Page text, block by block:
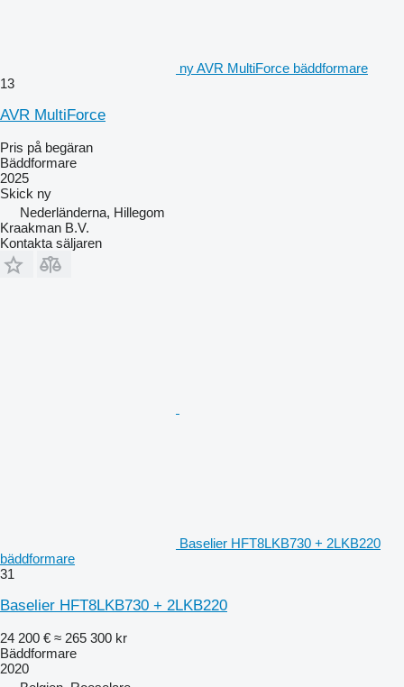
ny AVR MultiForce bäddformare
13
AVR MultiForce
Pris på begäran
Bäddformare
2025
Skick ny
Nederländerna, Hillegom
Kraakman B.V.
Kontakta säljaren
Baselier HFT8LKB730 + 2LKB220
bäddformare
31
Baselier HFT8LKB730 + 2LKB220
24 200 € ≈ 265 300 kr
Bäddformare
2020